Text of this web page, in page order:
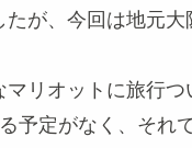
が、今回は地元大
マリオットに旅行
予定がなく、それ